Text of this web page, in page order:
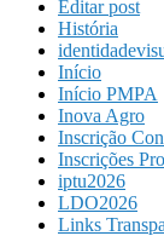
Editar post
História
Início
Início PMPA
Inova Agro
Inscrição
Inscrições
iptu2026
LDO2026
Links